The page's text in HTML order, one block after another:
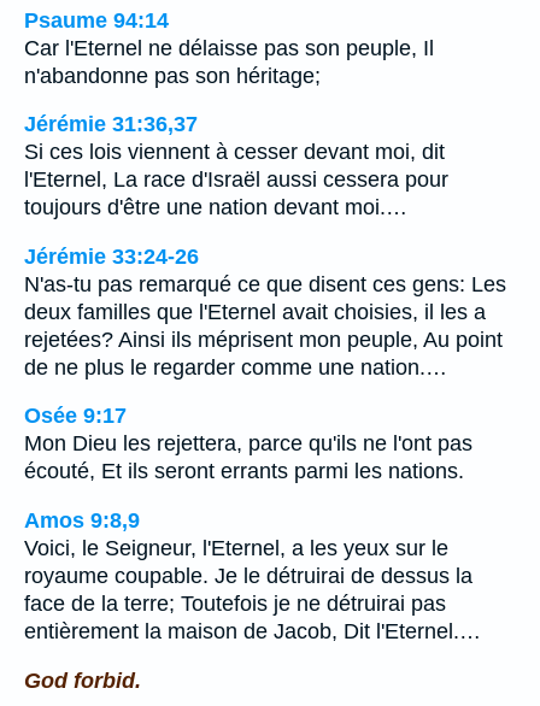
Psaume 94:14
Car l'Eternel ne délaisse pas son peuple, Il
n'abandonne pas son héritage;
Jérémie 31:36,37
Si ces lois viennent à cesser devant moi, dit
l'Eternel, La race d'Israël aussi cessera pour
toujours d'être une nation devant moi.…
Jérémie 33:24-26
N'as-tu pas remarqué ce que disent ces gens: Les
deux familles que l'Eternel avait choisies, il les a
rejetées? Ainsi ils méprisent mon peuple, Au point
de ne plus le regarder comme une nation.…
Osée 9:17
Mon Dieu les rejettera, parce qu'ils ne l'ont pas
écouté, Et ils seront errants parmi les nations.
Amos 9:8,9
Voici, le Seigneur, l'Eternel, a les yeux sur le
royaume coupable. Je le détruirai de dessus la
face de la terre; Toutefois je ne détruirai pas
entièrement la maison de Jacob, Dit l'Eternel.…
God forbid.